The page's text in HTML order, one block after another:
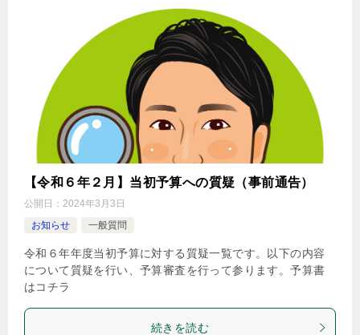
【令和６年２月】当初予算への質疑（事前通告）
公開日： 2024年3月3日
お知らせ
一般質問
令和６年年度当初予算に対する質疑一覧です。以下の内容
について質疑を行い、予算審査を行って参ります。予算書
はコチラ
続きを読む